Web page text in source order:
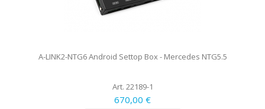
A-LINK2-NTG6 Android Settop Box - Mercedes NTG5.5
Art. 22189-1
670,00 €